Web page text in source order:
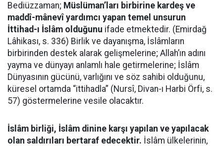
Bediüzzaman; Müslüman’ları birbirine kardeş ve
maddî-mânevî yardımcı yapan temel unsurun
İttihad-ı İslâm olduğunu ifade etmektedir. (Emirdağ
Lâhikası, s. 336) Birlik ve dayanışma, İslâmların
birbirinden destek alarak gelişmelerine; Allah’ın adını
yayma ve dünyayı anlamlı hale getirmelerine; İslâm
Dünyasının gücünü, varlığını ve söz sahibi olduğunu,
küresel ortamda “ittihadla” (Nursî, Divan-ı Harbi Örfi, s.
57) göstermelerine vesile olacaktır.
İslâm birliği, İslâm dinine karşı yapılan ve yapılacak
olan saldırıları bertaraf edecektir. İslâm ülkelerinin,